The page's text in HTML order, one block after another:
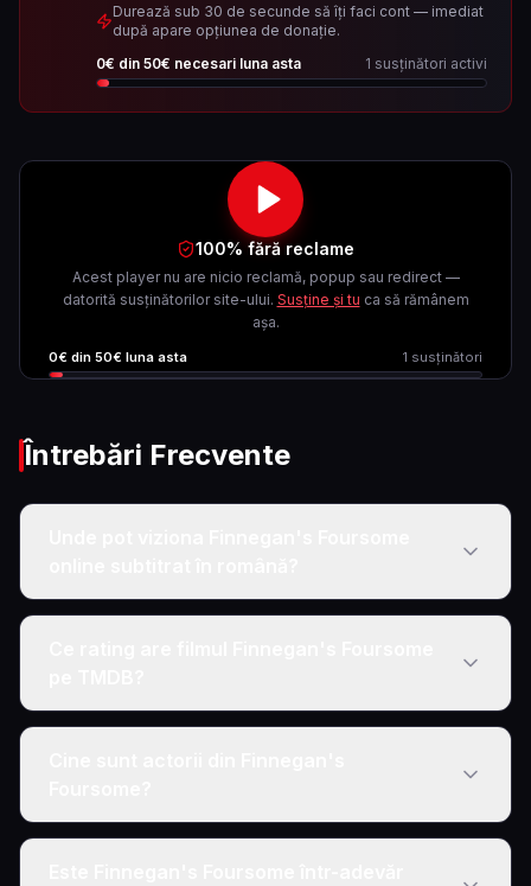
Durează sub 30 de secunde să îți faci cont — imediat
după apare opțiunea de donație.
0€ din 50€ necesari luna asta 1 susținători activi
100% fără reclame
Acest player nu are nicio reclamă, popup sau redirect —
datorită susținătorilor site-ului. Susține și tu ca să rămânem
așa.
0€ din 50€ luna asta 1 susținători
Întrebări Frecvente